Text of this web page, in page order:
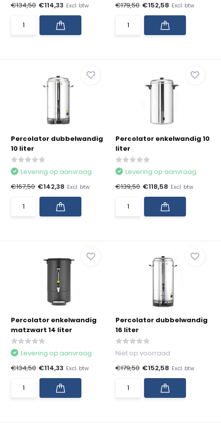
€134,50 €114,33 Excl. btw
€179,50 €152,58 Excl. btw
Percolator dubbelwandig
10 liter
Levering op aanvraag
€167,50 €142,38 Excl. btw
Percolator enkelwandig 10
liter
Levering op aanvraag
€139,50 €118,58 Excl. btw
Percolator enkelwandig
matzwart 14 liter
Levering op aanvraag
€134,50 €114,33 Excl. btw
Percolator dubbelwandig
16 liter
Niet op voorraad
€179,50 €152,58 Excl. btw